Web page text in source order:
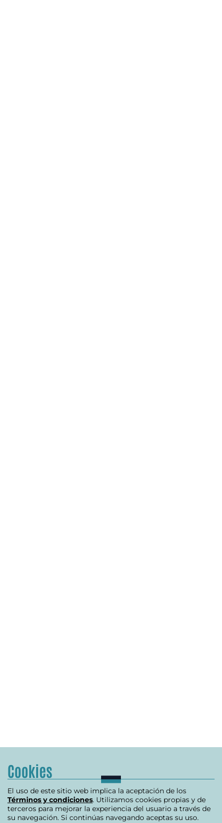
Cookies
El uso de este sitio web implica la aceptación de los
Términos y condiciones. Utilizamos cookies propias y de
terceros para mejorar la experiencia del usuario a través de
su navegación. Si continúas navegando aceptas su uso.